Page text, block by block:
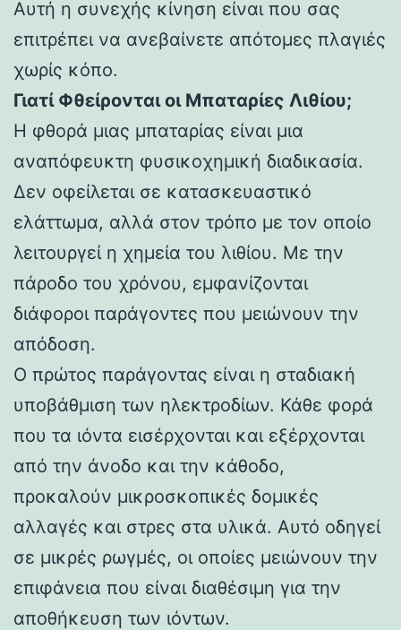
Αυτή η συνεχής κίνηση είναι που σας
επιτρέπει να ανεβαίνετε απότομες πλαγιές
χωρίς κόπο.
Γιατί Φθείρονται οι Μπαταρίες Λιθίου;
Η φθορά μιας μπαταρίας είναι μια
αναπόφευκτη φυσικοχημική διαδικασία.
Δεν οφείλεται σε κατασκευαστικό
ελάττωμα, αλλά στον τρόπο με τον οποίο
λειτουργεί η χημεία του λιθίου. Με την
πάροδο του χρόνου, εμφανίζονται
διάφοροι παράγοντες που μειώνουν την
απόδοση.
Ο πρώτος παράγοντας είναι η σταδιακή
υποβάθμιση των ηλεκτροδίων. Κάθε φορά
που τα ιόντα εισέρχονται και εξέρχονται
από την άνοδο και την κάθοδο,
προκαλούν μικροσκοπικές δομικές
αλλαγές και στρες στα υλικά. Αυτό οδηγεί
σε μικρές ρωγμές, οι οποίες μειώνουν την
επιφάνεια που είναι διαθέσιμη για την
αποθήκευση των ιόντων.